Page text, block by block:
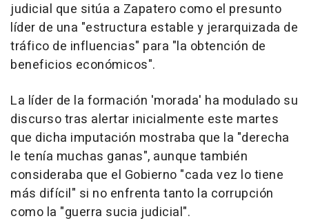
judicial que sitúa a Zapatero como el presunto
líder de una "estructura estable y jerarquizada de
tráfico de influencias" para "la obtención de
beneficios económicos".
La líder de la formación 'morada' ha modulado su
discurso tras alertar inicialmente este martes
que dicha imputación mostraba que la "derecha
le tenía muchas ganas", aunque también
consideraba que el Gobierno "cada vez lo tiene
más difícil" si no enfrenta tanto la corrupción
como la "guerra sucia judicial".